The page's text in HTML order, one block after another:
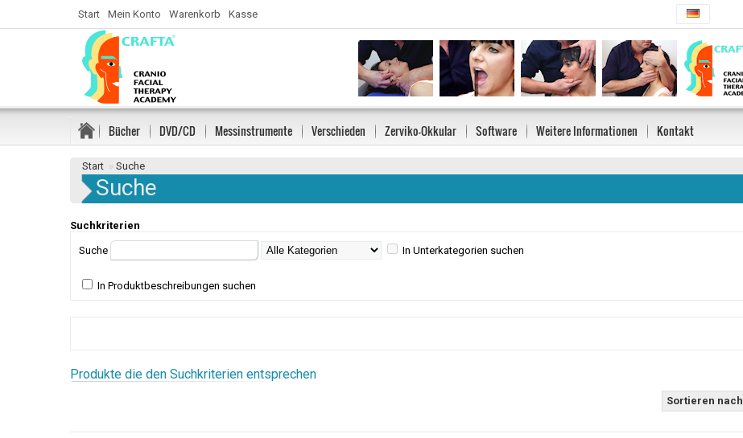
Start Mein Konto Warenkorb Kasse
Bücher DVD/CD Messinstrumente Verschieden Zerviko-Okkular Software Weitere Informationen Kontakt
Start » Suche
Suche
Suchkriterien
Suche In Unterkategorien suchen
In Produktbeschreibungen suchen
Produkte die den Suchkriterien entsprechen
Sortieren nach